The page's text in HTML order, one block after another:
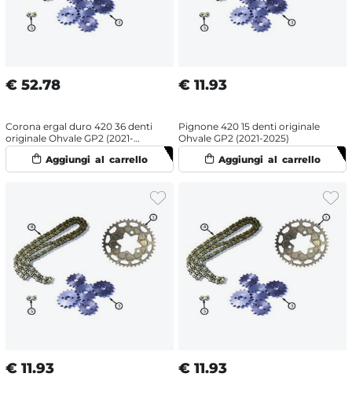
€ 52.78
Corona ergal duro 420 36 denti
originale Ohvale GP2 (2021-
2025)
€ 11.93
Pignone 420 15 denti originale
Ohvale GP2 (2021-2025)
€ 11.93 € 11.93